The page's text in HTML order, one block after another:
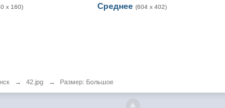
x 160) Среднее (604 x 402)
→ 42.jpg → Размер: Большое